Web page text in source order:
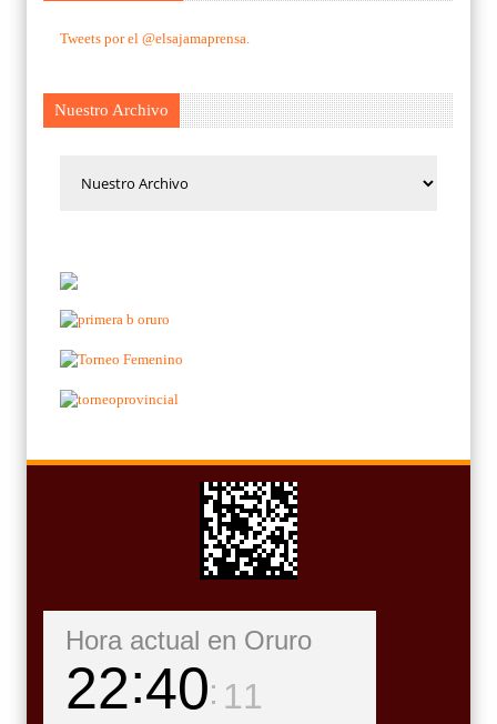
Tweets por el @elsajamaprensa.
Nuestro Archivo
Hora actual en Oruro
22 40 11